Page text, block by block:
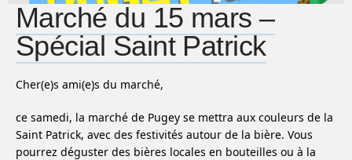
Marché du 15 mars –
Spécial Saint Patrick
Cher(e)s ami(e)s du marché,
ce samedi, la marché de Pugey se mettra aux couleurs de la
Saint Patrick, avec des festivités autour de la bière. Vous
pourrez déguster des bières locales en bouteilles ou à la